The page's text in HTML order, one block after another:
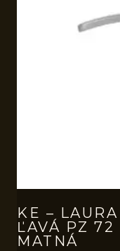
KE –
ĽAVÁ PZ 72
MATNÁ